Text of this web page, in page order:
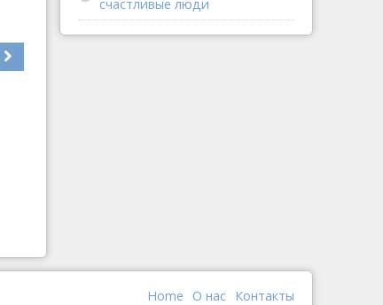
счастливые люди
Контакты
О наc
Home